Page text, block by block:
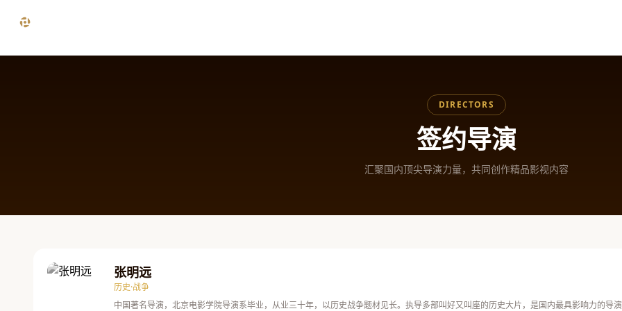
精品影视 - 免费在线观看高清电影电视剧热门综艺纪录片全网影视资源一站畅享
DIRECTORS
签约导演
汇聚国内顶尖导演力量，共同创作精品影视内容
张明远
历史·战争
中国著名导演，北京电影学院导演系毕业，从业三十年，以历史战争题材见长。执导多部叫好又叫座的历史大片，是国内最具影响力的导